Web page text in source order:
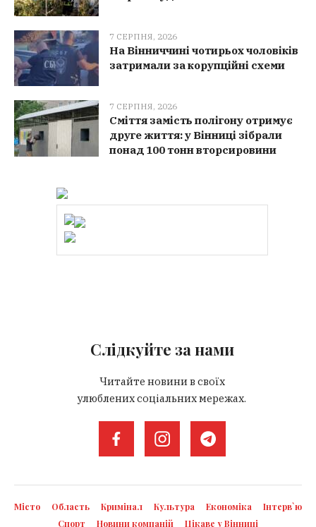
7 СЕРПНЯ, 2026
На Вінниччині чотирьох чоловіків
затримали за корупційні схеми
7 СЕРПНЯ, 2026
Сміття замість полігону отримує
друге життя: у Вінниці зібрали
понад 100 тонн вторсировини
Слідкуйте за нами
Читайте новини в своїх
улюблених соціальних мережах.
Місто Область Кримінал Культура Економіка
Інтерв`ю
Спорт
Новини компаній Цікаве у Вінниці